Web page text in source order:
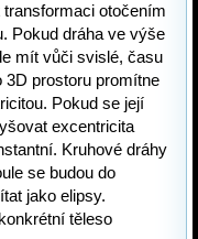
otočením
Pokud dráha ve výše
mít vůči svislé, času
3D prostoru promítne
Pokud se její
excentricita
Kruhové dráhy
se budou do
jako elipsy.
těleso